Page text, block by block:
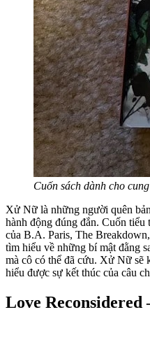
Cuốn sách dành cho
Xử Nữ là những người quên
hành động đúng đắn. Cuốn
của B.A. Paris, The
tìm hiểu về những bí mật đằng
mà cô có thể đã cứu. Xử Nữ sẽ
hiểu được sự kết thúc của câu
Love Reconsidered